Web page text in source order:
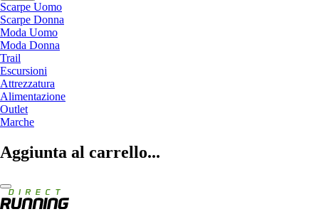
Scarpe Uomo
Scarpe Donna
Moda Uomo
Moda Donna
Trail
Escursioni
Attrezzatura
Alimentazione
Outlet
Marche
Aggiunta al carrello...